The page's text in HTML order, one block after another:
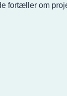
fortæller om